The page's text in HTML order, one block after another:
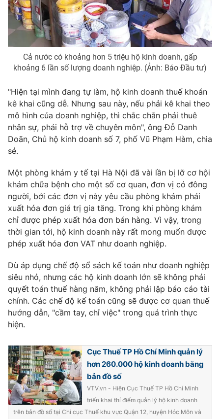
Cả nước có khoảng hơn 5 triệu hộ kinh doanh, gấp
khoảng 6 lần số lượng doanh nghiệp. (Ảnh: Báo Đầu tư)
"Hiện tại mình đang tự làm, hộ kinh doanh thuế khoán
kê khai cũng dễ. Nhưng sau này, nếu phải kê khai theo
mô hình của doanh nghiệp, thì chắc chắn phải thuê
nhân sự, phải hỗ trợ về chuyên môn", ông Đỗ Danh
Doãn, Chủ hộ kinh doanh số 7, phố Vũ Phạm Hàm, chia
sẻ.
Một phòng khám y tế tại Hà Nội đã vài lần bị lỡ cơ hội
khám chữa bệnh cho một số cơ quan, đơn vị có đông
người, bởi các đơn vị này yêu cầu phòng khám phải
xuất hóa đơn giá trị gia tăng. Trong khi phòng khám
chỉ được phép xuất hóa đơn bán hàng. Vì vậy, trong
thời gian tới, hộ kinh doanh này rất mong muốn được
phép xuất hóa đơn VAT như doanh nghiệp.
Dù áp dụng chế độ sổ sách kế toán như doanh nghiệp
siêu nhỏ, nhưng các hộ kinh doanh lớn sẽ không phải
quyết toán thuế hàng năm, không phải lập báo cáo tài
chính. Các chế độ kế toán cũng sẽ được cơ quan thuế
hướng dẫn, "cầm tay, chỉ việc" trong quá trình thực
hiện.
Cục Thuế TP Hồ Chí Minh quản lý
hơn 260.000 hộ kinh doanh bằng
bản đồ số
VTV.vn - Hiện Cục Thuế TP Hồ Chí Minh
triển khai thí điểm quản lý hộ kinh doanh
trên bản đồ số tại Chi cục Thuế khu vực Quận 12, huyện Hóc Môn và